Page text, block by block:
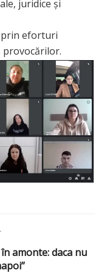
juridice și
prin eforturi
provocărilor.
amonte: daca nu